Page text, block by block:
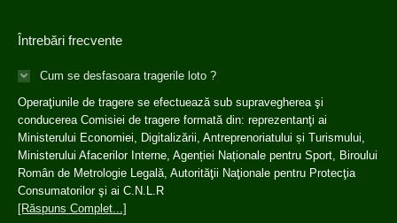
Întrebări frecvente
Cum se desfasoara tragerile loto ?
Operaţiunile de tragere se efectuează sub supravegherea şi
conducerea Comisiei de tragere formată din: reprezentanţi ai
Ministerului Economiei, Digitalizării, Antreprenoriatului și Turismului,
Ministerului Afacerilor Interne, Agenției Naționale pentru Sport, Biroului
Român de Metrologie Legală, Autorităţii Naţionale pentru Protecţia
Consumatorilor şi ai C.N.L.R
[Răspuns Complet...]